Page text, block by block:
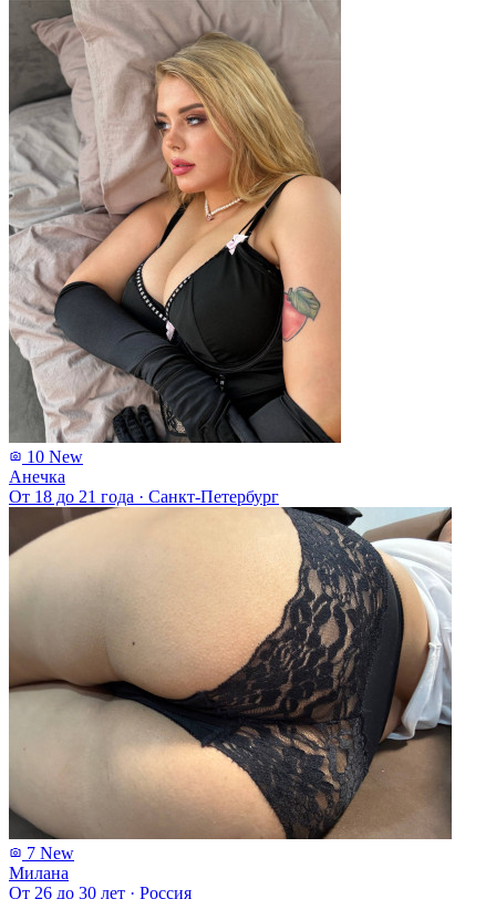
10 New
Анечка
От 18 до 21 года · Санкт-Петербург
7 New
Милана
От 26 до 30 лет · Россия